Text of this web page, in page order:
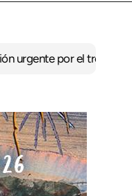
por el trenEl BNG